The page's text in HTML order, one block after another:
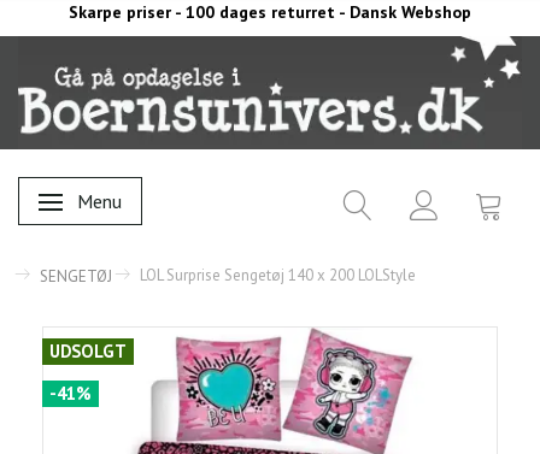
Skarpe priser - 100 dages returret - Dansk Webshop
Skifte navigation
Menu
SENGETØJ LOL Surprise Sengetøj 140 x 200 LOLStyle
UDSOLGT
-41%